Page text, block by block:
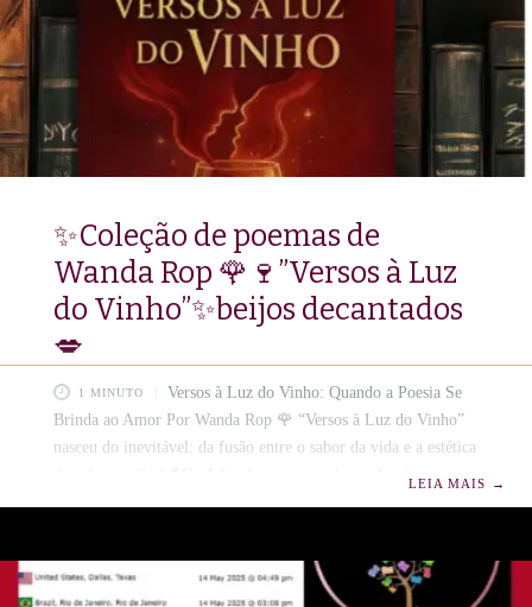
✨Coleção de poemas de
Wanda Rop 🌹🍷”Versos à Luz
do Vinho”✨beijos decantados
💋
1 MINUTO
Versos à Luz do Vinho: Quando a Poesia Se
Brinda ao Amor Por Wanda Rop 🌹 “Versos à Luz do Vinho”
nasceu do inevitável: da fusão entre o sabor da vida e a estética
da palavra. 🍷📜🪶Os delicados poemas dessa obra foram
gênese nas minhas viagens pela Europa, onde a cultura se
encontra com o prazer e onde o vinho é
LEIA MAIS →